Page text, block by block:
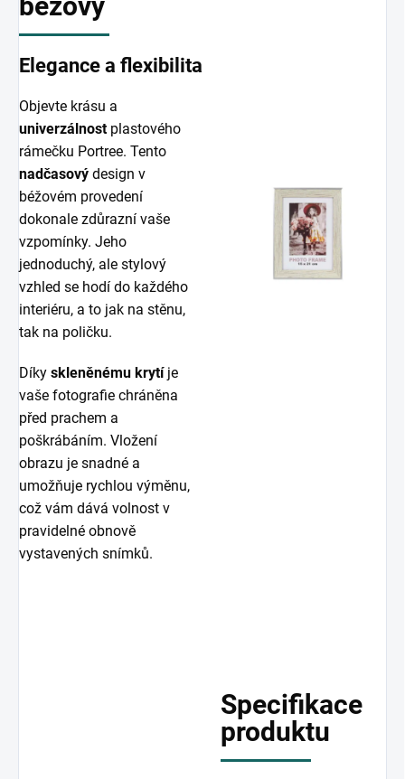
Elegance a flexibilita
Objevte krásu a
univerzálnostplastového
rámečku Portree. Tento
nadčasový design v
béžovém provedení
dokonale zdůrazní vaše
vzpomínky. Jeho
jednoduchý, ale stylový
vzhled se hodí do každého
interiéru, a to jak na stěnu,
tak na poličku.
Díky skleněnému krytíje
vaše fotografie chráněna
před prachem a
poškrábáním. Vložení
obrazu je snadné a
umožňuje rychlou výměnu,
což vám dává volnost v
pravidelné obnově
vystavených snímků.
Specifikace
produktu